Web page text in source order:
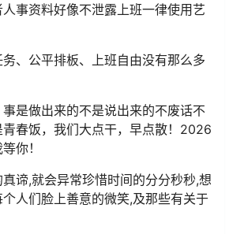
事资料好像不泄露上班一律使用艺
、公平排板、上班自由没有那么多
是做出来的不是说出来的不废话不
春饭，我们大点干，早点散！2026
你！
谛,就会异常珍惜时间的分分秒秒,想
人们脸上善意的微笑,及那些有关于